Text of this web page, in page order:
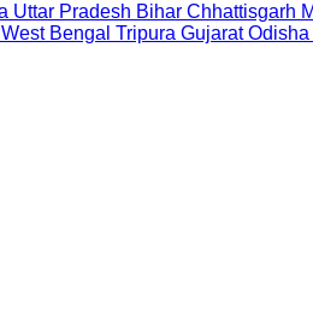
Uttar Pradesh Bihar Chhattisgarh
West Bengal Tripura Gujarat Odisha